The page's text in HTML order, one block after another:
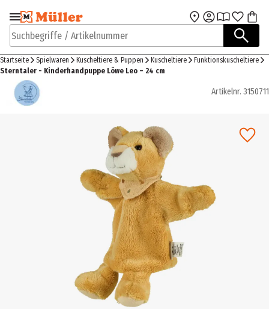
Zur Navigation
springen
Zum Hauptinhalt
Suchbegriffe / Artikelnummer
Startseite Spielwaren Kuscheltiere & Puppen Kuscheltiere
Funktionskuscheltiere
Sterntaler - Kinderhandpuppe Löwe Leo – 24 cm
Artikelnr. 3150711